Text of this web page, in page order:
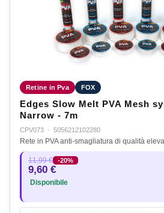
Retine in Pva FOX
Edges Slow Melt PVA Mesh
Narrow - 7m
CPV073 · 5056212102280
Rete in PVA anti-smagliatura di qualità
11,99 € -20%
9,60 €
Disponibile